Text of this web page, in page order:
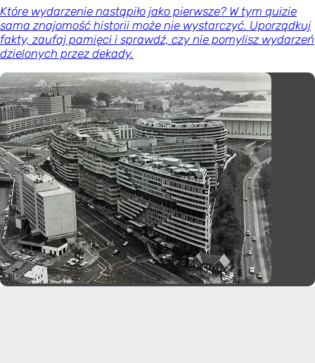
Które wydarzenie nastąpiło jako pierwsze? W tym quizie
sama znajomość historii może nie wystarczyć. Uporządkuj
fakty, zaufaj pamięci i sprawdź, czy nie pomylisz wydarzeń
dzielonych przez dekady.